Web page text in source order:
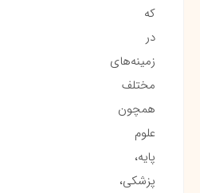
که
در
زمینه‌های
مختلف
همچون
علوم
پایه،
پزشکی،